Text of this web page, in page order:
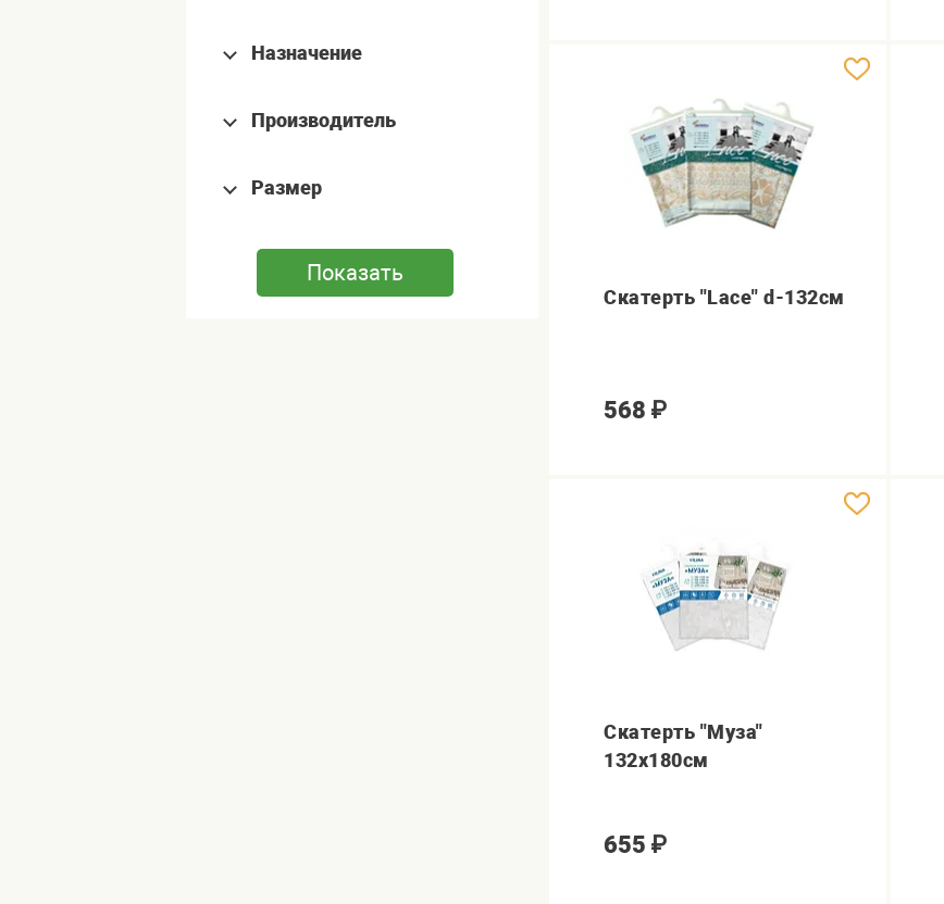
Назначение
Производитель
Размер
Скатерть "Lace" d-132см
568 ₽
Скатерть "Муза"
132х180см
655 ₽